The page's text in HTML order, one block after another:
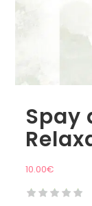
Spay
10.00€